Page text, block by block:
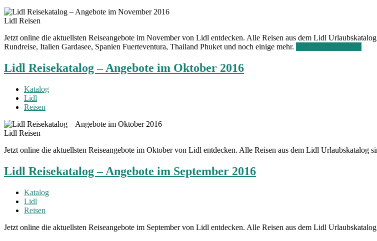
Lidl Reisen
Jetzt online die aktuellsten Reiseangebote im November von Lidl entdecken. Alle Reisen aus dem Lidl
Rundreise, Italien Gardasee, Spanien Fuerteventura, Thailand Phuket und noch einige mehr.
Lidl Reisekatalog – Angebote im Oktober 2016
Katalog
Lidl
Reisen
Lidl Reisen
Jetzt online die aktuellsten Reiseangebote im Oktober von Lidl entdecken. Alle Reisen aus dem Lidl Urlaubskatalog
Lidl Reisekatalog – Angebote im September 2016
Katalog
Lidl
Reisen
Jetzt online die aktuellsten Reiseangebote im September von Lidl entdecken. Alle Reisen aus dem Lidl